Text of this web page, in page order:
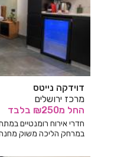
דוידקה נייטס
מרכז ירושלים
החל מ₪250 בלבד
חדרי אירוח רומנטיים
במרחק הליכה משוק מחנה